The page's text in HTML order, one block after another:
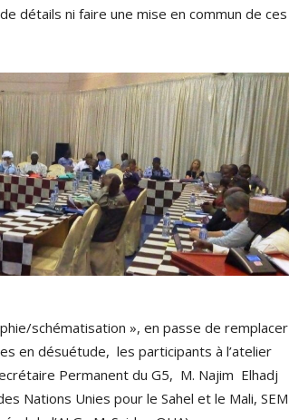
détails ni faire une mise en commun de ces
schématisation », en passe de remplacer
en désuétude, les participants à l’atelier
Permanent du G5, M. Najim Elhadj
Nations Unies pour le Sahel et le Mali, SEM